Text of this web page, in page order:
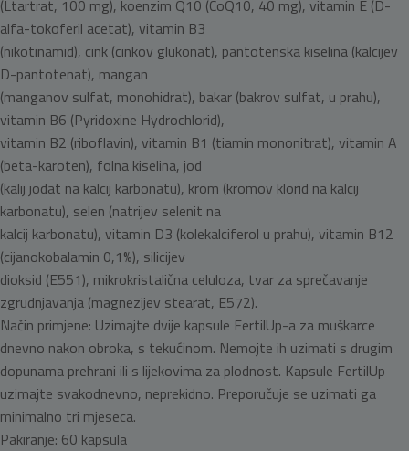
(Ltartrat, 100 mg), koenzim Q10 (CoQ10, 40 mg), vitamin E (D-
alfa-tokoferil acetat), vitamin B3
(nikotinamid), cink (cinkov glukonat), pantotenska kiselina (kalcijev
D-pantotenat), mangan
(manganov sulfat, monohidrat), bakar (bakrov sulfat, u prahu),
vitamin B6 (Pyridoxine Hydrochlorid),
vitamin B2 (riboflavin), vitamin B1 (tiamin mononitrat), vitamin A
(beta-karoten), folna kiselina, jod
(kalij jodat na kalcij karbonatu), krom (kromov klorid na kalcij
karbonatu), selen (natrijev selenit na
kalcij karbonatu), vitamin D3 (kolekalciferol u prahu), vitamin B12
(cijanokobalamin 0,1%), silicijev
dioksid (E551), mikrokristalična celuloza, tvar za sprečavanje
zgrudnjavanja (magnezijev stearat, E572).
Način primjene: Uzimajte dvije kapsule FertilUp-a za muškarce
dnevno nakon obroka, s tekućinom. Nemojte ih uzimati s drugim
dopunama prehrani ili s lijekovima za plodnost. Kapsule FertilUp
uzimajte svakodnevno, neprekidno. Preporučuje se uzimati ga
minimalno tri mjeseca.
Pakiranje: 60 kapsula